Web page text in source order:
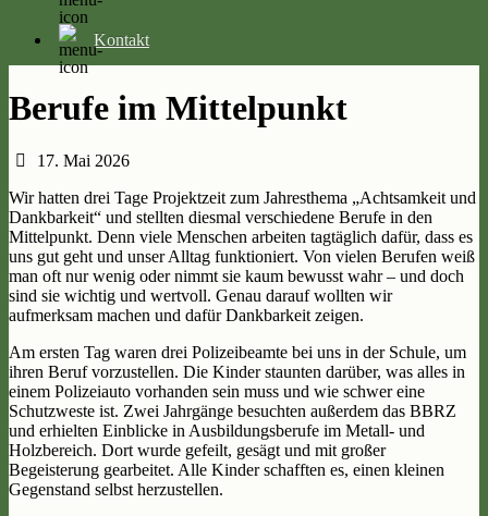
Kontakt
Berufe im Mittelpunkt
17. Mai 2026
Wir hatten drei Tage Projektzeit zum Jahresthema „Achtsamkeit und
Dankbarkeit“ und stellten diesmal verschiedene Berufe in den
Mittelpunkt. Denn viele Menschen arbeiten tagtäglich dafür, dass es
uns gut geht und unser Alltag funktioniert. Von vielen Berufen weiß
man oft nur wenig oder nimmt sie kaum bewusst wahr – und doch
sind sie wichtig und wertvoll. Genau darauf wollten wir
aufmerksam machen und dafür Dankbarkeit zeigen.
Am ersten Tag waren drei Polizeibeamte bei uns in der Schule, um
ihren Beruf vorzustellen. Die Kinder staunten darüber, was alles in
einem Polizeiauto vorhanden sein muss und wie schwer eine
Schutzweste ist. Zwei Jahrgänge besuchten außerdem das BBRZ
und erhielten Einblicke in Ausbildungsberufe im Metall- und
Holzbereich. Dort wurde gefeilt, gesägt und mit großer
Begeisterung gearbeitet. Alle Kinder schafften es, einen kleinen
Gegenstand selbst herzustellen.